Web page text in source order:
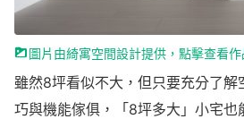
圖片由綺寓空間設計提供，點擊查看
雖然8坪看似不大，但只要充分了解
巧與機能傢俱，「8坪多大」小宅也